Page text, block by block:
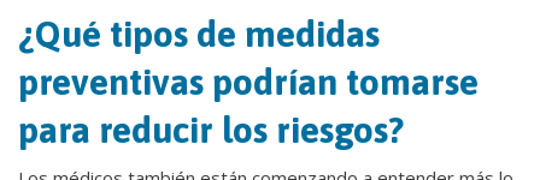
¿Qué tipos de medidas
preventivas podrían tomarse
para reducir los riesgos?